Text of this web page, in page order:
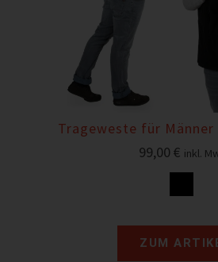
Trageweste für Männer
99,00 € inkl.
ZUM